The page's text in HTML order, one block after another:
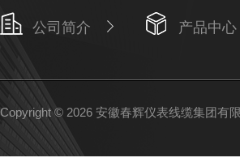
公司简介 产品中心
Copyright © 2026 安徽春辉仪表线缆集团有